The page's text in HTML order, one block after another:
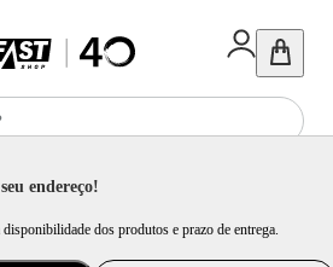
endereço!
dos produtos e prazo de entrega.